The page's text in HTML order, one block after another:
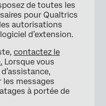
de toutes les
pour Qualtrics
autorisations
d’extension.
contactez le
Lorsque vous
les messages
à portée de